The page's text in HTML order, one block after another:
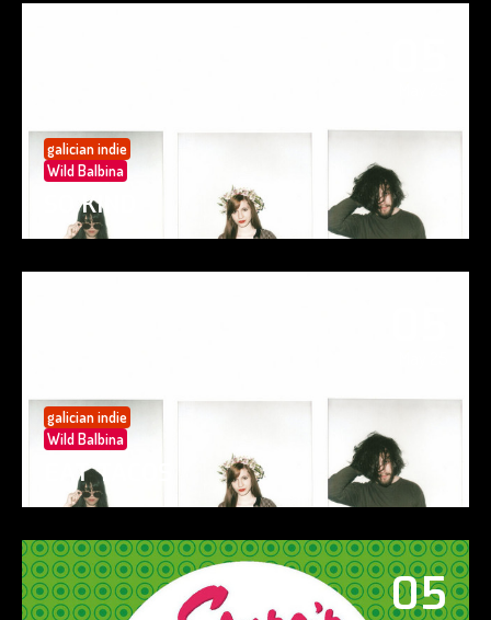
galician indie
Wild Balbina
SO KIND
galician indie
Wild Balbina
EAT TACOS
05